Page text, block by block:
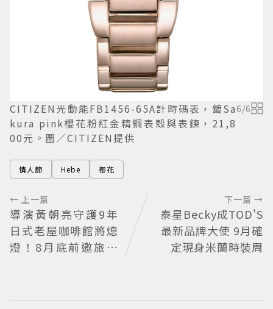
CITIZEN光動能FB1456-65A計時碼表，鍍Sa
kura pink櫻花粉紅金精鋼表殼與表鍊，21,8
00元。圖／CITIZEN提供
6/6
情人節 Hebe 櫻花
← 上一篇
導演黃朝亮守護9年
日式老屋咖啡館將熄
燈！8月底前邀旅人
下一篇 →
泰星Becky成TOD'S
最新品牌大使 9月確
定現身米蘭時裝周